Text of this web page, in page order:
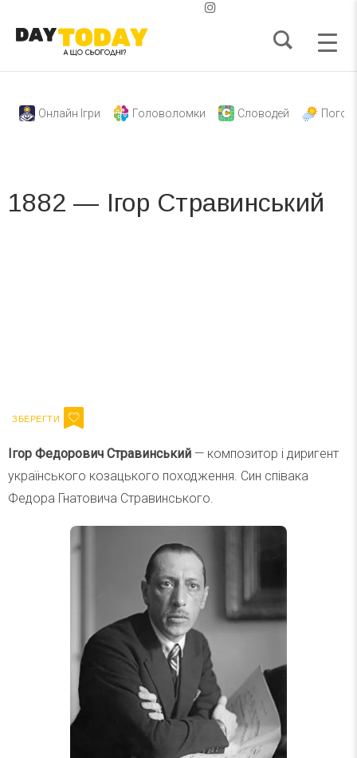
Онлайн Ігри Головоломки Словодей
1882 — Ігор Стравинський
Ігор Федорович Стравинський — композитор і диригент
українського козацького походження. Син співака
Федора Гнатовича Стравинського.